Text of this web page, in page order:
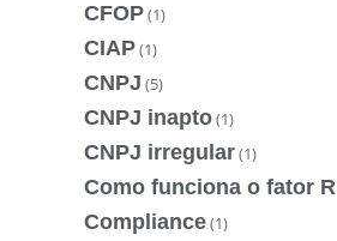
CFOP(1)
CIAP(1)
CNPJ (5)
CNPJ inapto(1)
CNPJ irregular(1)
Como funciona o fator R
Compliance(1)